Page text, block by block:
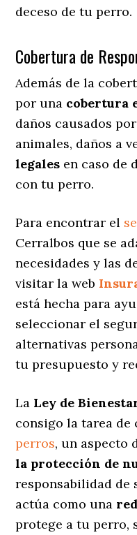
deceso de tu perro.
Cobertura de
Además de la
por una cobertura
daños causados
animales, daños a
legales en caso de
con tu perro.
Para encontrar el
Cerralbos que se
necesidades y las
visitar la web
está hecha para
seleccionar el
alternativas
tu presupuesto y
La Ley de
consigo la tarea
perros, un aspecto
la protección de
responsabilidad de
actúa como una
protege a tu perro,